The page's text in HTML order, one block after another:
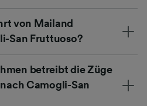
von Mailand
San Fruttuoso?
betreibt die Züge
Camogli-San